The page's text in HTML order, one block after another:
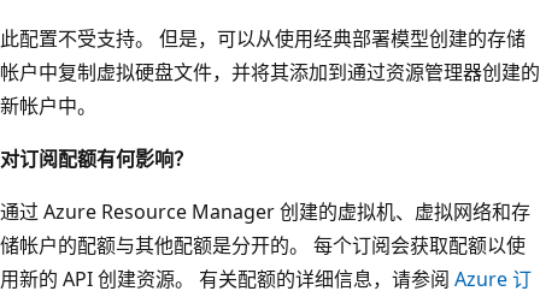
此配置不受支持。 但是，可以从使用经典部署模型创建的存储
帐户中复制虚拟硬盘文件，并将其添加到通过资源管理器创建的
新帐户中。
对订阅配额有何影响？
通过 Azure Resource Manager 创建的虚拟机、虚拟网络和存
储帐户的配额与其他配额是分开的。 每个订阅会获取配额以使
用新的 API 创建资源。 有关配额的详细信息，请参阅 Azure 订